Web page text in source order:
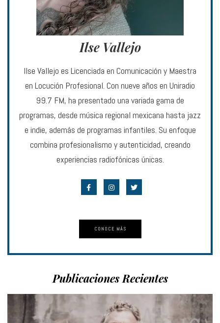
Ilse Vallejo
Ilse Vallejo es Licenciada en Comunicación y Maestra
en Locución Profesional. Con nueve años en Uniradio
99.7 FM, ha presentado una variada gama de
programas, desde música regional mexicana hasta jazz
e indie, además de programas infantiles. Su enfoque
combina profesionalismo y autenticidad, creando
experiencias radiofónicas únicas.
CONOCE MÁS
Publicaciones Recientes